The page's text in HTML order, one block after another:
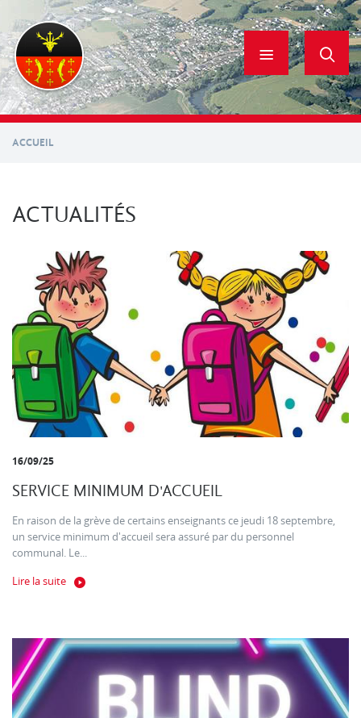
contenu
principal
ACCUEIL
ACTUALITÉS
16/09/25
SERVICE MINIMUM D'ACCUEIL
En raison de la grève de certains enseignants ce jeudi 18 septembre,
un service minimum d'accueil sera assuré par du personnel
communal. Le...
Lire la suite